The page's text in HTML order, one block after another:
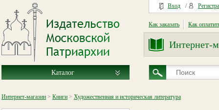
Вход /
Как заказать Как
Интернет-
Каталог
Интернет-магазин > Книги > Художественная и историческая литература